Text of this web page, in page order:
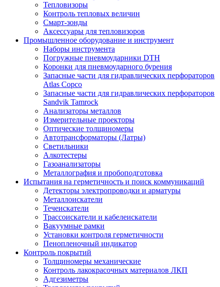
Тепловизоры
Контроль тепловых величин
Смарт-зонды
Аксессуары для тепловизоров
Промышленное оборудование и инструмент
Наборы инструмента
Погружные пневмоударники DTH
Коронки для пневмоударного бурения
Запасные части для гидравлических перфораторов
Atlas Copco
Запасные части для гидравлических перфораторов
Sandvik Tamrock
Анализаторы металлов
Измерительные проекторы
Оптические толщиномеры
Автотрансформаторы (Латры)
Светильники
Алкотестеры
Газоанализаторы
Металлография и пробоподготовка
Испытания на герметичность и поиск коммуникаций
Детекторы электропроводки и арматуры
Металлоискатели
Течеискатели
Трассоискатели и кабелеискатели
Вакуумные рамки
Установки контроля герметичности
Пенопленочный индикатор
Контроль покрытий
Толщиномеры механические
Контроль лакокрасочных материалов ЛКП
Адгезиметры